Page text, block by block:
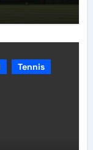
Tennis